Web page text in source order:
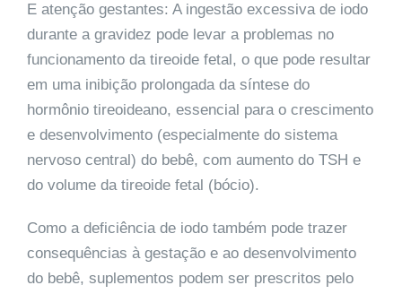
E atenção gestantes: A ingestão excessiva de iodo
durante a gravidez pode levar a problemas no
funcionamento da tireoide fetal, o que pode resultar
em uma inibição prolongada da síntese do
hormônio tireoideano, essencial para o crescimento
e desenvolvimento (especialmente do sistema
nervoso central) do bebê, com aumento do TSH e
do volume da tireoide fetal (bócio).
Como a deficiência de iodo também pode trazer
consequências à gestação e ao desenvolvimento
do bebê, suplementos podem ser prescritos pelo